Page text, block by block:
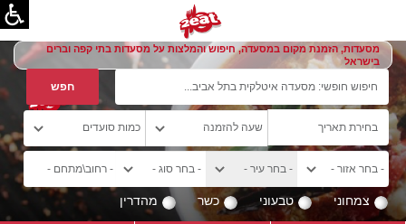
מסעדות, הזמנת מקום במסעדה, חיפוש והמלצות על מסעדות בתי קפה וברים
בישראל
צמחוני טבעוני כשר מהדרין